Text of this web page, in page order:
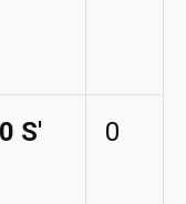
S' 0